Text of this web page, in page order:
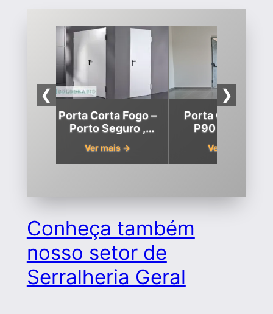
❮
Porta Corta Fogo –
Porto Seguro ,
Bahia
Ver mais →
Porta Corta-
P90 em Porto
Seguro, Bahia
Ver mais →
❯
Conheça também
nosso setor de
Serralheria Geral